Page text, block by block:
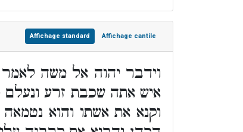
Affichage standard Affichage cantile
וידבר יהוה אל משה
איש אתה שכבת זרע ונעלם
וקנא את אשתו והוא